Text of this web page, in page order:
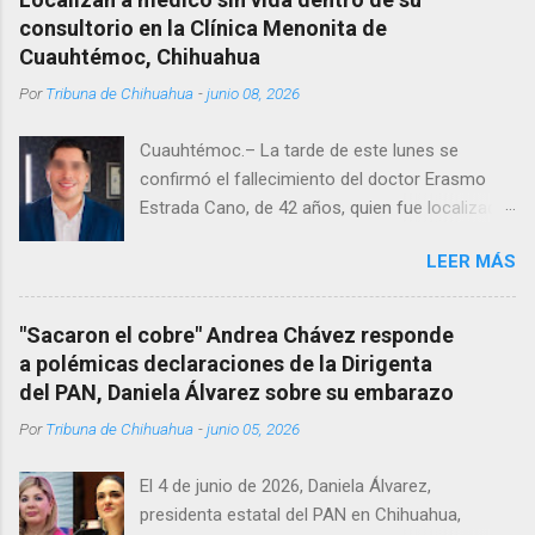
consultorio en la Clínica Menonita de
Cuauhtémoc, Chihuahua
PorTribuna de Chihuahua -junio 08, 2026
Cuauhtémoc.– La tarde de este lunes se
confirmó el fallecimiento del doctor Erasmo
Estrada Cano, de 42 años, quien fue localizado
Menonita, ubicada en el kilómetro 10 del
Corredor Comercial. Según reportes el médico
se habría quitado la vida mientras permanecía
encerrado en el consultorio, por lo que
autoridades tuvieron que derribar la puerta,
Estrada, quien se desempeñó como presidente
un médico reconocido en la región.
LEER MÁS
"Sacaron el cobre" Andrea Chávez responde
a polémicas declaraciones de la Dirigenta
del PAN, Daniela Álvarez sobre su embarazo
PorTribuna de Chihuahua -junio 05, 2026
El 4 de junio de 2026, Daniela Álvarez,
presidenta estatal del PAN en Chihuahua,